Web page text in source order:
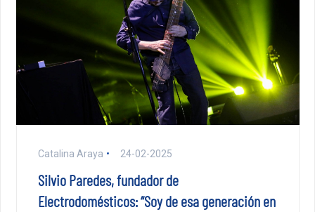
Catalina Araya 24-02-2025
Silvio Paredes, fundador de
Electrodomésticos: “Soy de esa generación en